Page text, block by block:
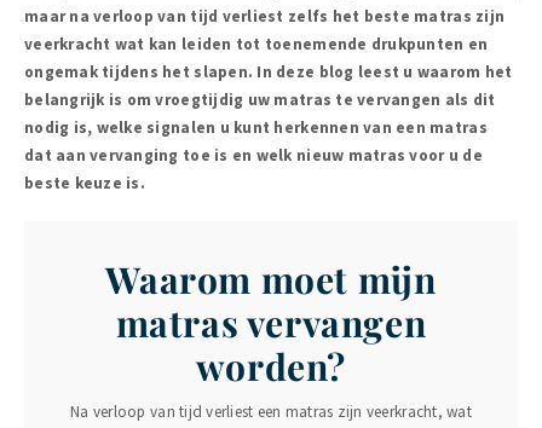
maar na verloop van tijd verliest zelfs het beste matras zijn
veerkracht wat kan leiden tot toenemende drukpunten en
ongemak tijdens het slapen. In deze blog leest u waarom het
belangrijk is om vroegtijdig uw matras te vervangen als dit
nodig is, welke signalen u kunt herkennen van een matras
dat aan vervanging toe is en welk nieuw matras voor u de
beste keuze is.
Waarom moet mijn
matras vervangen
worden?
Na verloop van tijd verliest een matras zijn veerkracht, wat